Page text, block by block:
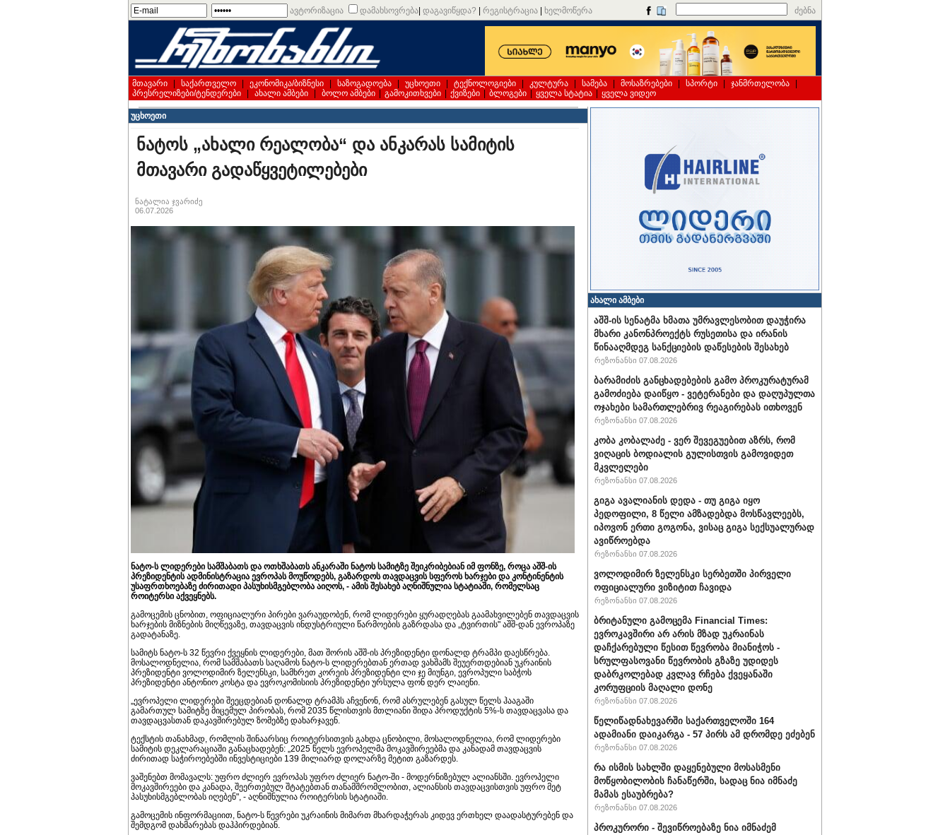
ავტორიზაცია დამახსოვრება დაგავიწყდა? რეგისტრაცია ხელმოწერა ძებნა
მთავარი საქართველო ეკონომიკა/ბიზნესი საზოგადოება უცხოეთი ტექნოლოგიები კულტურა სამება მოსაზრებები სპორტი ჯანმრთელობა
პრესრელიზები/ტენდერები
ახალი ამბები ბოლო ამბები გამოკითხვები ქვიზები ბლოგები ყველა სტატია ყველა ვიდეო
უცხოეთი
ნატოს „ახალი რეალობა“ და ანკარას სამიტის
მთავარი გადაწყვეტილებები
ნატალია ჯვარიძე
06.07.2026
ნატო-ს ლიდერები სამშაბათს და ოთხშაბათს ანკარაში ნატოს სამიტზე შეიკრიბებიან იმ ფონზე, როცა აშშ-ის
პრეზიდენტის ადმინისტრაცია ევროპას მოუწოდებს, გაზარდოს თავდაცვის სფეროს ხარჯები და კონტინენტის
უსაფრთხოებაზე ძირითადი პასუხისმგებლობა აიღოს, - ამის შესახებ აღნიშნულია სტატიაში, რომელსაც
როიტერსი აქვეყნებს.
გამოცემის ცნობით, ოფიციალური პირები ვარაუდობენ, რომ ლიდერები ყურადღებას გაამახვილებენ თავდაცვის
ხარჯების მიზნების მიღწევაზე, თავდაცვის ინდუსტრიული წარმოების გაზრდასა და „ტვირთის" აშშ-დან ევროპაზე
გადატანაზე.
სამიტს ნატო-ს 32 წევრი ქვეყნის ლიდერები, მათ შორის აშშ-ის პრეზიდენტი დონალდ ტრამპი დაესწრება.
მოსალოდნელია, რომ სამშაბათს საღამოს ნატო-ს ლიდერებთან ერთად ვახშამს შეუერთდებიან უკრაინის
პრეზიდენტი ვოლოდიმირ ზელენსკი, სამხრეთ კორეის პრეზიდენტი ლი ჯე მიუნგი, ევროპული საბჭოს
პრეზიდენტი ანტონიო კოსტა და ევროკომისიის პრეზიდენტი ურსულა ფონ დერ ლაიენი.
„ევროპელი ლიდერები შეეცდებიან დონალდ ტრამპს აჩვენონ, რომ ასრულებენ გასულ წელს ჰააგაში
გამართულ სამიტზე მიცემულ პირობას, რომ 2035 წლისთვის მთლიანი შიდა პროდუქტის 5%-ს თავდაცვასა და
თავდაცვასთან დაკავშირებულ ზომებზე დახარჯავენ.
ტექსტის თანახმად, რომლის შინაარსიც როიტერსითვის გახდა ცნობილი, მოსალოდნელია, რომ ლიდერები
სამიტის დეკლარაციაში განაცხადებენ: „2025 წელს ევროპელმა მოკავშირეებმა და კანადამ თავდაცვის
ძირითად საჭიროებებში ინვესტიციები 139 მილიარდ დოლარზე მეტით გაზარდეს.
ვაშენებთ მომავალს: უფრო ძლიერ ევროპას უფრო ძლიერ ნატო-ში - მოდერნიზებულ ალიანსში. ევროპელი
მოკავშირეები და კანადა, შეერთებულ შტატებთან თანამშრომლობით, ალიანსის თავდაცვისთვის უფრო მეტ
პასუხისმგებლობას იღებენ", - აღნიშნულია როიტერსის სტატიაში.
გამოცემის ინფორმაციით, ნატო-ს წევრები უკრაინის მიმართ მხარდაჭერას კიდევ ერთხელ დაადასტურებენ და
შემდგომ დახმარებას დაჰპირდებიან.
ახალი ამბები
აშშ-ის სენატმა ხმათა უმრავლესობით დაუჭირა
მხარი კანონპროექტს რუსეთისა და ირანის
წინააღმდეგ სანქციების დაწესების შესახებ
რეზონანსი 07.08.2026
ბარამიძის განცხადებების გამო პროკურატურამ
გამოძიება დაიწყო - ვეტერანები და დაღუპულთა
ოჯახები სამართლებრივ რეაგირებას ითხოვენ
რეზონანსი 07.08.2026
კობა კობალაძე - ვერ შევეგუებით აზრს, რომ
ვიღაცის ბოდიალის გულისთვის გამოვიდეთ
მკვლელები
რეზონანსი 07.08.2026
გიგა ავალიანის დედა - თუ გიგა იყო
პედოფილი, 8 წელი ამზადებდა მოსწავლეებს,
იპოვონ ერთი გოგონა, ვისაც გიგა სექსუალურად
ავიწროებდა
რეზონანსი 07.08.2026
ვოლოდიმირ ზელენსკი სერბეთში პირველი
ოფიციალური ვიზიტით ჩავიდა
რეზონანსი 07.08.2026
ბრიტანული გამოცემა Financial Times:
ევროკავშირი არ არის მზად უკრაინას
დაჩქარებული წესით წევრობა მიანიჭოს -
სრულფასოვანი წევრობის გზაზე უდიდეს
დაბრკოლებად კვლავ რჩება ქვეყანაში
კორუფციის მაღალი დონე
რეზონანსი 07.08.2026
წელიწადნახევარში საქართველოში 164
ადამიანი დაიკარგა - 57 პირს ამ დრომდე ეძებენ
რეზონანსი 07.08.2026
რა ისმის სახლში დაყენებული მოსასმენი
მოწყობილობის ჩანაწერში, სადაც ნია იმნაძე
მამას ესაუბრება?
რეზონანსი 07.08.2026
პროკურორი - შევიწროებაზე ნია იმნაძემ